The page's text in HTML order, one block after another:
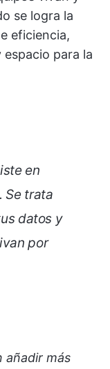
se logra la
eficiencia,
para la
en
Se trata
datos y
por
añadir más